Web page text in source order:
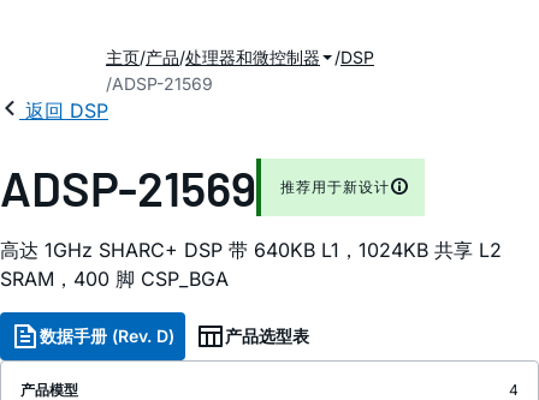
主页 产品 处理器和微控制器
DSP
ADSP-21569
返回 DSP
ADSP-21569 推荐用于新设计
高达 1GHz SHARC+ DSP 带 640KB L1，1024KB 共享 L2
SRAM，400 脚 CSP_BGA
数据手册 (Rev. D) 产品选型表
产品模型 4